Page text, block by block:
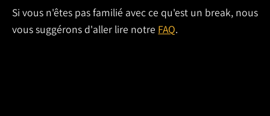
Si vous n'êtes pas familié avec ce qu'est un break, nous
vous suggérons d'aller lire notre FAQ.